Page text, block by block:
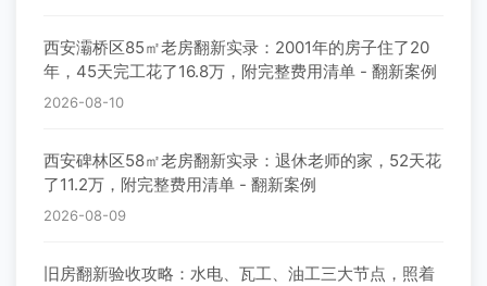
西安灞桥区85㎡老房翻新实录：2001年的房子住了20
年，45天完工花了16.8万，附完整费用清单 - 翻新案例
2026-08-10
西安碑林区58㎡老房翻新实录：退休老师的家，52天花
了11.2万，附完整费用清单 - 翻新案例
2026-08-09
旧房翻新验收攻略：水电、瓦工、油工三大节点，照着